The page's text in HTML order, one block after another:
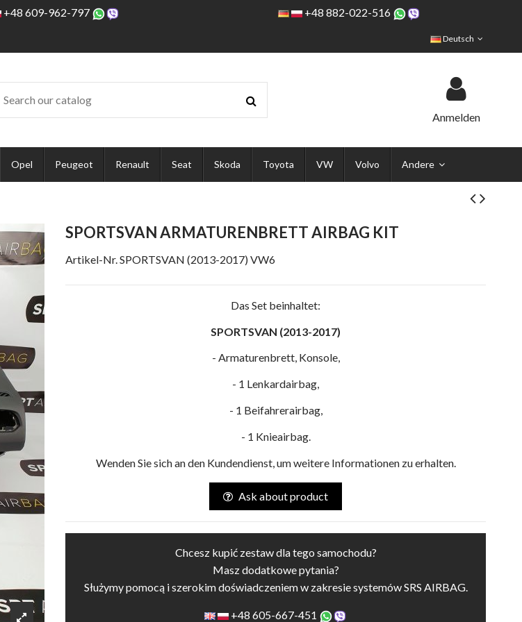
+48 609-962-797 +48 882-022-516
Deutsch
Anmelden
Opel Peugeot Renault Seat Skoda Toyota VW Volvo Andere
SPORTSVAN ARMATURENBRETT AIRBAG KIT
Artikel-Nr. SPORTSVAN (2013-2017) VW6
Das Set beinhaltet:
SPORTSVAN (2013-2017)
- Armaturenbrett, Konsole,
- 1 Lenkardairbag,
- 1 Beifahrerairbag,
- 1 Knieairbag.
Wenden Sie sich an den Kundendienst, um weitere Informationen zu erhalten.
Ask about product
Chcesz kupić zestaw dla tego samochodu?
Masz dodatkowe pytania?
Służymy pomocą i szerokim doświadczeniem w zakresie systemów SRS AIRBAG.
+48 605-667-451